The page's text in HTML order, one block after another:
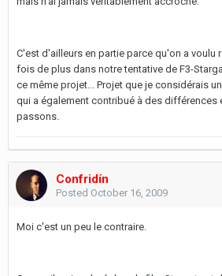
C'est d'ailleurs en partie parce qu'on a voulu
fois de plus dans notre tentative de F3-
ce même projet... Projet que je considérais
qui a également contribué à des différences
passons.
Confridín
Posted October 16, 2009
Moi c'est un peu le contraire.